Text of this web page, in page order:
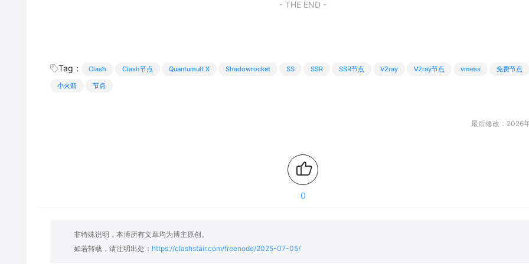
- THE END -
Tag： Clash Clash节点 Quantumult X Shadowrocket SS SSR SSR节点 V2ray V2ray节点 vmess
免费节点
小火箭
节点
最后修改：2026
0
非特殊说明，本博所有文章均为博主原创。
如若转载，请注明出处： https://clashstair.com/freenode/2025-07-05/